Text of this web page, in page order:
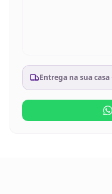
Entrega na sua casa